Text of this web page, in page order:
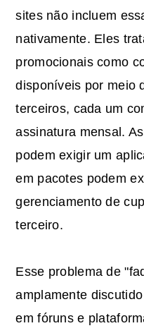
sites não incluem
nativamente. Eles
promocionais como
disponíveis por meio
terceiros, cada um
assinatura mensal.
podem exigir um
em pacotes podem
gerenciamento de
terceiro.
Esse problema de
amplamente
em fóruns e